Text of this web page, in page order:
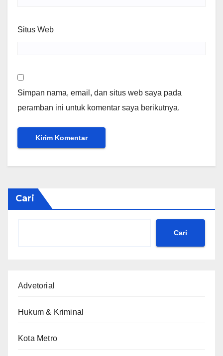
Situs Web
Simpan nama, email, dan situs web saya pada
peramban ini untuk komentar saya berikutnya.
Cari
Cari
Advetorial
Hukum & Kriminal
Kota Metro